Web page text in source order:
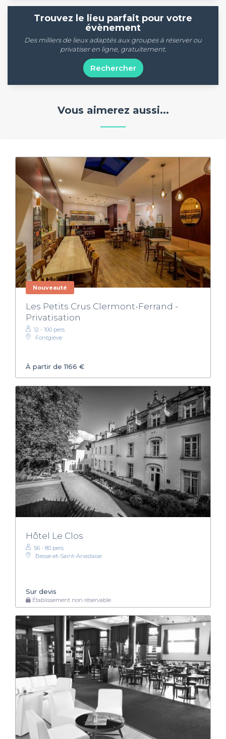
Trouvez le lieu parfait pour votre
évènement
Des milliers de lieux adaptés aux groupes à réserver ou
privatiser en ligne, gratuitement.
Rechercher
Vous aimerez aussi...
Nouveauté
Les Petits Crus Clermont-Ferrand -
Privatisation
12 - 100 pers.
Fontgiève
À partir de 1166 €
Hôtel Le Clos
56 - 80 pers.
Besse-et-Saint-Anastaise
Sur devis
Établissement non réservable